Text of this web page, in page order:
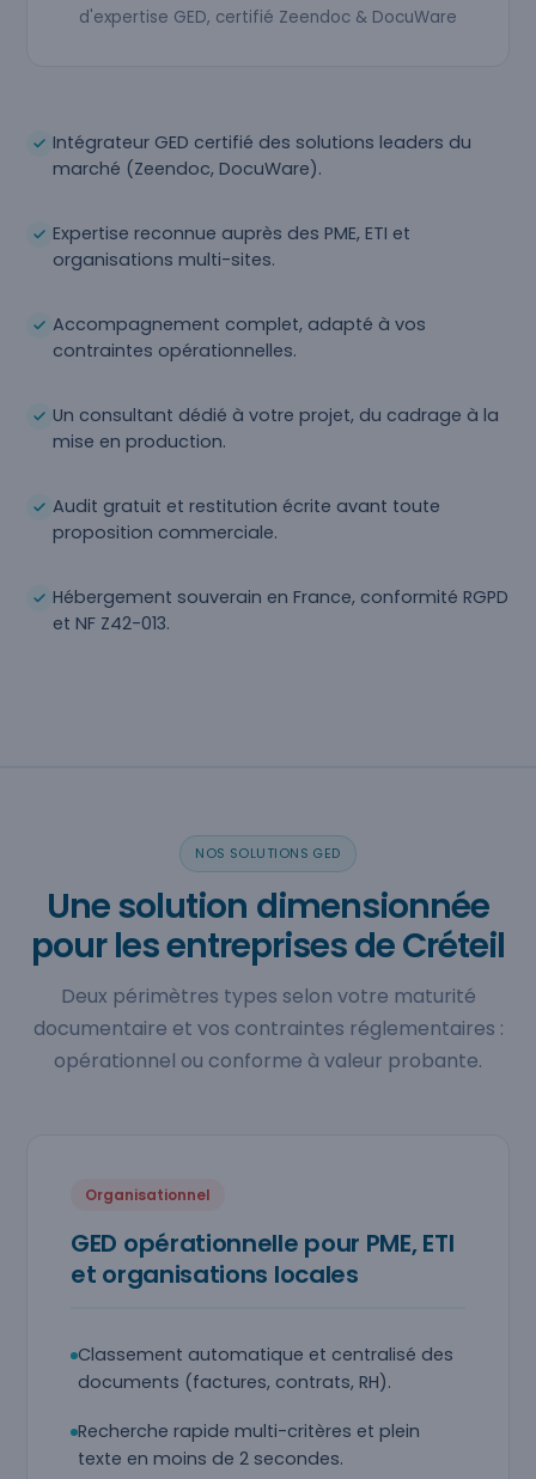
d'expertise GED, certifié Zeendoc & DocuWare
Intégrateur GED certifié des solutions leaders du
marché (Zeendoc, DocuWare).
Expertise reconnue auprès des PME, ETI et
organisations multi-sites.
Accompagnement complet, adapté à vos
contraintes opérationnelles.
Un consultant dédié à votre projet, du cadrage à la
mise en production.
Audit gratuit et restitution écrite avant toute
proposition commerciale.
Hébergement souverain en France, conformité RGPD
et NF Z42-013.
NOS SOLUTIONS GED
Une solution dimensionnée
pour les entreprises de Créteil
Deux périmètres types selon votre maturité
documentaire et vos contraintes réglementaires :
opérationnel ou conforme à valeur probante.
Organisationnel
GED opérationnelle pour PME, ETI
et organisations locales
Classement automatique et centralisé des
documents (factures, contrats, RH).
Recherche rapide multi-critères et plein
texte en moins de 2 secondes.